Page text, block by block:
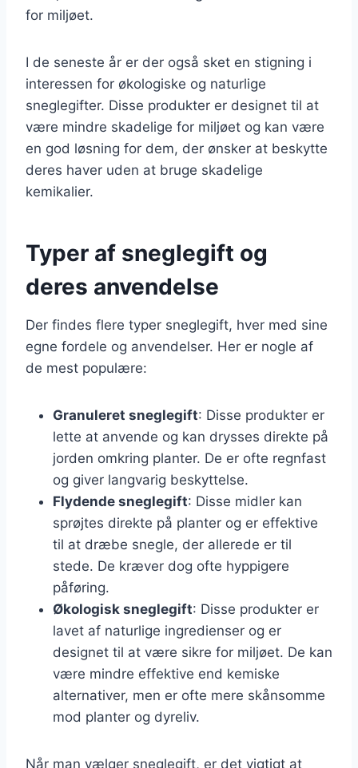
for miljøet.
I de seneste år er der også sket en stigning i
interessen for økologiske og naturlige
sneglegifter. Disse produkter er designet til at
være mindre skadelige for miljøet og kan være
en god løsning for dem, der ønsker at beskytte
deres haver uden at bruge skadelige
kemikalier.
Typer af sneglegift og
deres anvendelse
Der findes flere typer sneglegift, hver med sine
egne fordele og anvendelser. Her er nogle af
de mest populære:
Granuleret sneglegift: Disse produkter er
lette at anvende og kan drysses direkte på
jorden omkring planter. De er ofte regnfast
og giver langvarig beskyttelse.
Flydende sneglegift: Disse midler kan
sprøjtes direkte på planter og er effektive
til at dræbe snegle, der allerede er til
stede. De kræver dog ofte hyppigere
påføring.
Økologisk sneglegift: Disse produkter er
lavet af naturlige ingredienser og er
designet til at være sikre for miljøet. De kan
være mindre effektive end kemiske
alternativer, men er ofte mere skånsomme
mod planter og dyreliv.
Når man vælger sneglegift, er det vigtigt at